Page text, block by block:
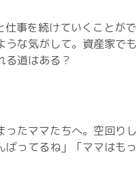
事を続けていくことがで
うな気がして。資産家でも
る道はある？
ったママたちへ。空回りし
ってるね」「ママはもっ